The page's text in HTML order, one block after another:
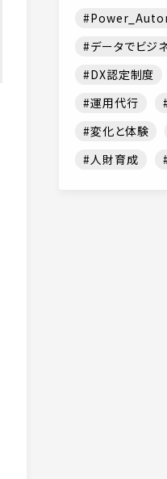
データでビジ
DX認定制度
運用代行
変化と体験
人財育成